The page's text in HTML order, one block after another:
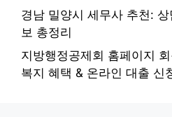
경남 밀양시 세무사 추천:
보 총정리
지방행정공제회 홈페이지
복지 혜택 & 온라인 대출 신